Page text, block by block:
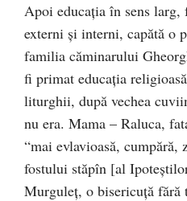
Apoi educaţia în sens
externi şi interni, capătă o
familia căminarului
fi primat educaţia
liturghii, după vechea
nu era. Mama – Raluca,
“mai evlavioasă, cumpără,
fostului stăpîn [al
Murguleţ, o bisericuţă fără